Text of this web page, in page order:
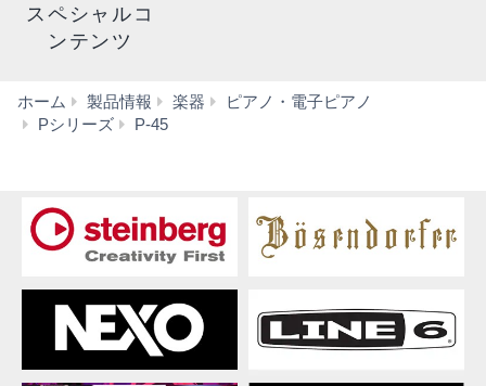
スペシャルコ
ンテンツ
ホーム 製品情報 楽器
ピアノ・電子ピアノ
Pシリーズ
P-45
ー